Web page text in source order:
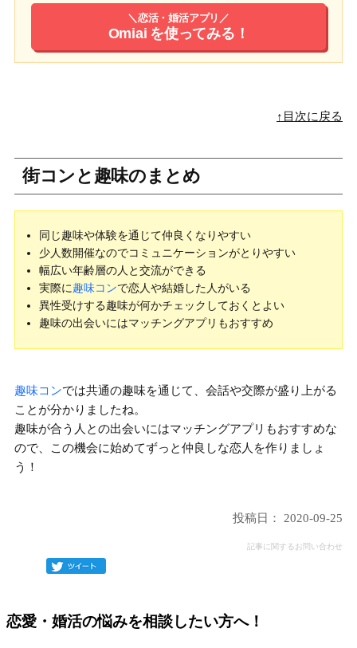
＼恋活・婚活アプリ／
Omiai を使ってみる！
↑目次に戻る
街コンと趣味のまとめ
同じ趣味や体験を通じて仲良くなりやすい
少人数開催なのでコミュニケーションがとりやすい
幅広い年齢層の人と交流ができる
実際に 趣味コンで恋人や結婚した人がいる
異性受けする趣味が何かチェックしておくとよい
趣味の出会いにはマッチングアプリもおすすめ
趣味コンでは共通の趣味を通じて、会話や交際が盛り上がる
ことが分かりましたね。
趣味が合う人との出会いにはマッチングアプリもおすすめな
ので、この機会に始めてずっと仲良しな恋人を作りましょ
う！
投稿日： 2020-09-25
記事に関するお問い合わせ
恋愛・婚活の悩みを相談したい方へ！